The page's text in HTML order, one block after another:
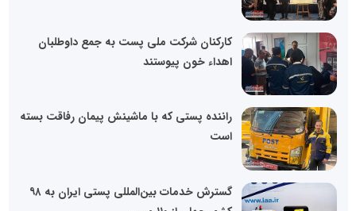
کارکنان شرکت ملی پست به جمع داوطلبان
اهداء خون پیوستند
راننده‌ پستی که با ماشینش پیمان رفاقت بسته
است
گسترش خدمات بین‌المللی پستی ایران به ۹۸